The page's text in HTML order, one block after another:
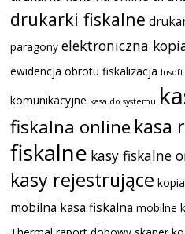
drukarki fiskalne
paragony elektroniczna
ewidencja obrotu fiskalizacja
komunikacyjne kasa do systemu
fiskalna online kasa
fiskalne kasy fiskalne
kasy rejestrujące
mobilna kasa fiskalna mobilne